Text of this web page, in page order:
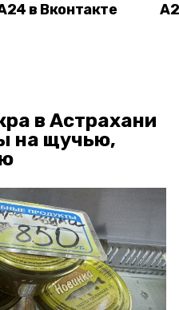
в Вконтакте
в Астрахани
на щучью,